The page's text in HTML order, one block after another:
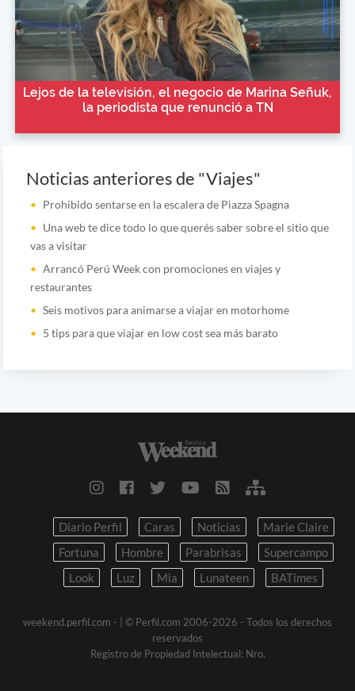
Lejos de la televisión, el negocio de Marina Señuk,
la periodista que renunció a TN
Noticias anteriores de "Viajes"
Prohibido sentarse en la escalera de Piazza Spagna
Una web te dice todo lo que querés saber sobre el sitio que
vas a visitar
Arrancó Perú Week con promociones en viajes y
restaurantes
Seis motivos para animarse a viajar en motorhome
5 tips para que viajar en low cost sea más barato
Diario Perfil Caras Noticias
Marie Claire
Fortuna
Hombre Parabrisas
Supercampo
Look
Luz Mia Lunateen BATimes
weekend.perfil.com -
| © Perfil.com 2006-2026 - Todos los derechos
reservados
Registro de Propiedad Intelectual: Nro.